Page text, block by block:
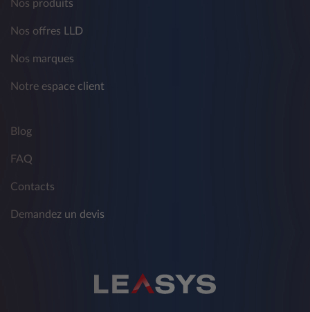
Nos produits
Nos offres LLD
Nos marques
Notre espace client
Blog
FAQ
Contacts
Demandez un devis